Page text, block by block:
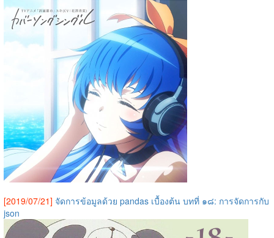
[2019/07/21] จัดการข้อมูลด้วย pandas เบื้องต้น บทที่ ๑๘: การจัดการกับ
json